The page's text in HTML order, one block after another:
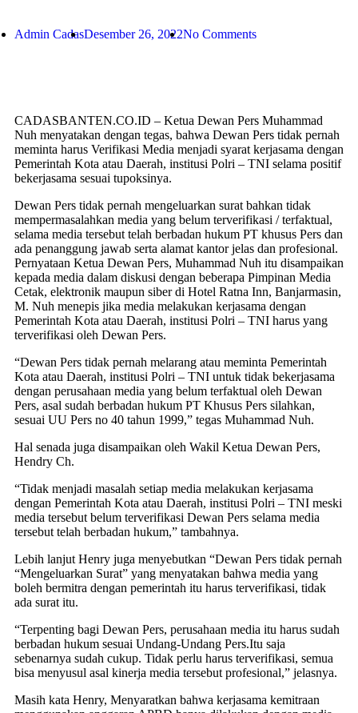
Admin CadasDesember 26, 2022No Comments
CADASBANTEN.CO.ID – Ketua Dewan Pers Muhammad
Nuh menyatakan dengan tegas, bahwa Dewan Pers tidak pernah
meminta harus Verifikasi Media menjadi syarat kerjasama dengan
Pemerintah Kota atau Daerah, institusi Polri – TNI selama positif
bekerjasama sesuai tupoksinya.
Dewan Pers tidak pernah mengeluarkan surat bahkan tidak
mempermasalahkan media yang belum terverifikasi / terfaktual,
selama media tersebut telah berbadan hukum PT khusus Pers dan
ada penanggung jawab serta alamat kantor jelas dan profesional.
Pernyataan Ketua Dewan Pers, Muhammad Nuh itu disampaikan
kepada media dalam diskusi dengan beberapa Pimpinan Media
Cetak, elektronik maupun siber di Hotel Ratna Inn, Banjarmasin,
M. Nuh menepis jika media melakukan kerjasama dengan
Pemerintah Kota atau Daerah, institusi Polri – TNI harus yang
terverifikasi oleh Dewan Pers.
“Dewan Pers tidak pernah melarang atau meminta Pemerintah
Kota atau Daerah, institusi Polri – TNI untuk tidak bekerjasama
dengan perusahaan media yang belum terfaktual oleh Dewan
Pers, asal sudah berbadan hukum PT Khusus Pers silahkan,
sesuai UU Pers no 40 tahun 1999,” tegas Muhammad Nuh.
Hal senada juga disampaikan oleh Wakil Ketua Dewan Pers,
Hendry Ch.
“Tidak menjadi masalah setiap media melakukan kerjasama
dengan Pemerintah Kota atau Daerah, institusi Polri – TNI meski
media tersebut belum terverifikasi Dewan Pers selama media
tersebut telah berbadan hukum,” tambahnya.
Lebih lanjut Henry juga menyebutkan “Dewan Pers tidak pernah
“Mengeluarkan Surat” yang menyatakan bahwa media yang
boleh bermitra dengan pemerintah itu harus terverifikasi, tidak
ada surat itu.
“Terpenting bagi Dewan Pers, perusahaan media itu harus sudah
berbadan hukum sesuai Undang-Undang Pers.Itu saja
sebenarnya sudah cukup. Tidak perlu harus terverifikasi, semua
bisa menyusul asal kinerja media tersebut profesional,” jelasnya.
Masih kata Henry, Menyaratkan bahwa kerjasama kemitraan